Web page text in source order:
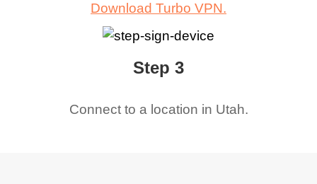
Download Turbo VPN.
Step 3
Connect to a location in Utah.